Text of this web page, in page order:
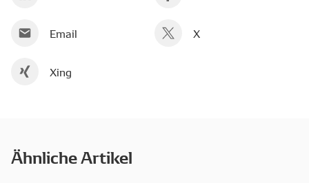
Email X
Xing
Ähnliche Artikel